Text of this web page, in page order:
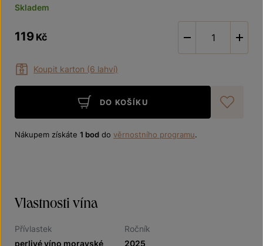
Skladem
119 Kč
Koupit karton (6 lahví)
-
DO KOŠÍKU
Nákupem získáte 1 bod do věrnostního programu.
Vlastnosti vína
Přívlastek
perlivé víno moravské
Ročník
2025